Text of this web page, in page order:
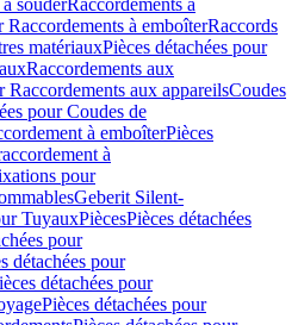
souderRaccordements à
Raccordements à emboîterRaccords
matériauxPièces détachées pour
Raccordements aux
Raccordements aux appareilsCoudes
pour Coudes de
à emboîterPièces
à
pour
Geberit Silent-
TuyauxPiècesPièces détachées
pour
détachées pour
détachées pour
Pièces détachées pour